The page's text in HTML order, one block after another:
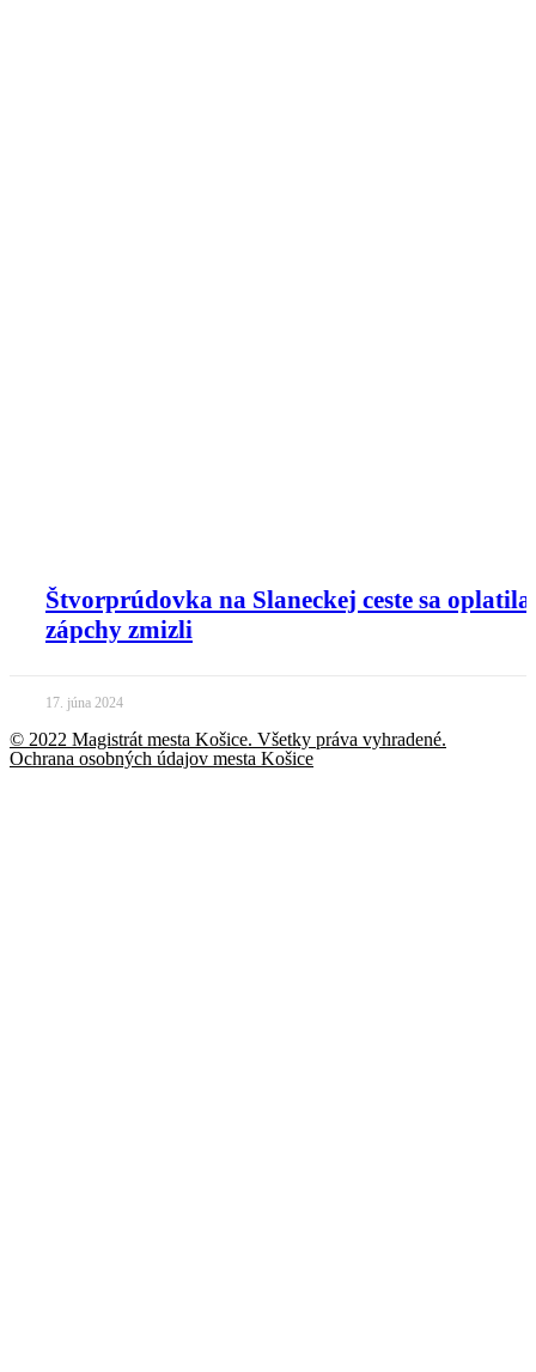
Štvorprúdovka na Slaneckej ceste sa oplatila,
zápchy zmizli
17. júna 2024
© 2022 Magistrát mesta Košice. Všetky práva vyhradené.
Ochrana osobných údajov mesta Košice